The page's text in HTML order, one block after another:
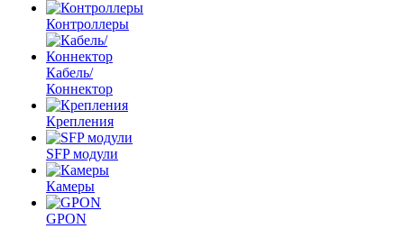
Контроллеры
Кабель/
Коннектор
Крепления
SFP модули
Камеры
GPON